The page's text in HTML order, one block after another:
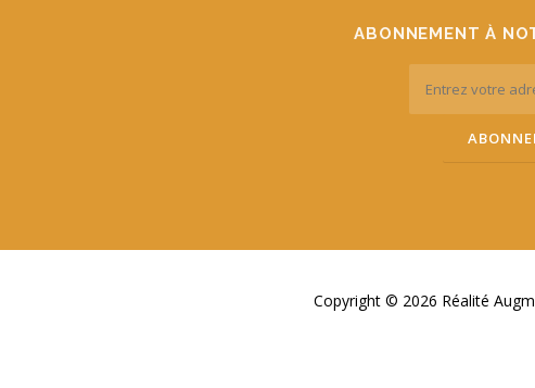
ABONNEMENT À
Copyright © 2026 Réalité